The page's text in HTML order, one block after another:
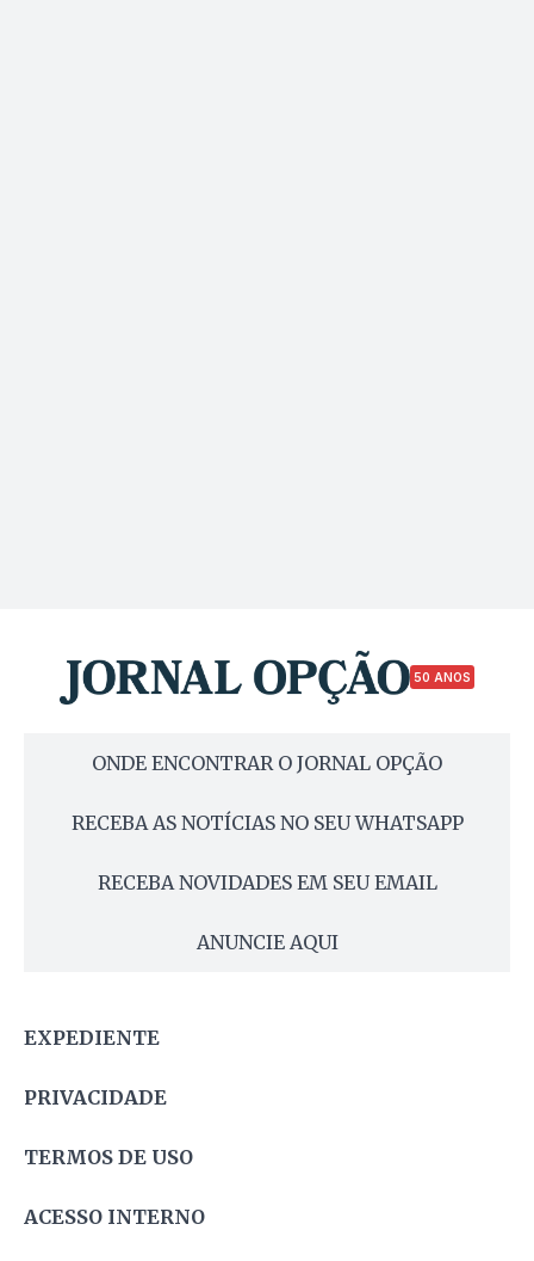
50 ANOS
ONDE ENCONTRAR O JORNAL OPÇÃO
RECEBA AS NOTÍCIAS NO SEU WHATSAPP
RECEBA NOVIDADES EM SEU EMAIL
ANUNCIE AQUI
EXPEDIENTE
PRIVACIDADE
TERMOS DE USO
ACESSO INTERNO